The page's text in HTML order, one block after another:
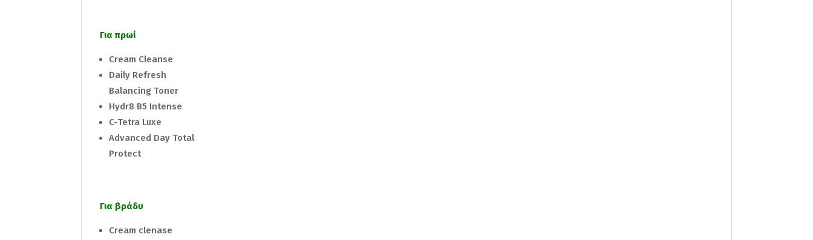
Για πρωί
Cream Cleanse
Daily Refresh
Balancing Toner
Hydr8 B5 Intense
C-Tetra Luxe
Advanced Day Total
Protect
Για βράδυ
Cream clenase